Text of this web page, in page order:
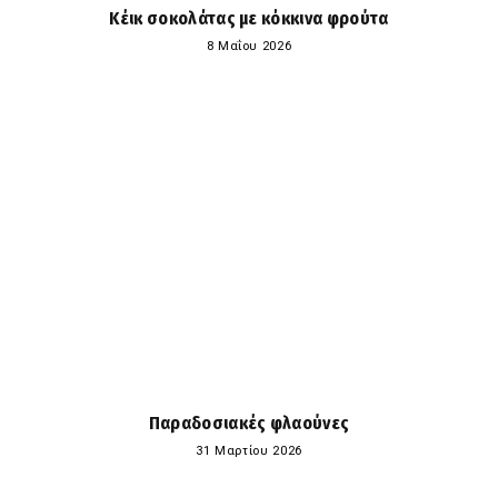
Κέικ σοκολάτας με κόκκινα φρούτα
8 Μαΐου 2026
Παραδοσιακές φλαούνες
31 Μαρτίου 2026